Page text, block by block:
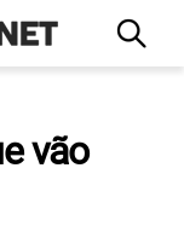
vão